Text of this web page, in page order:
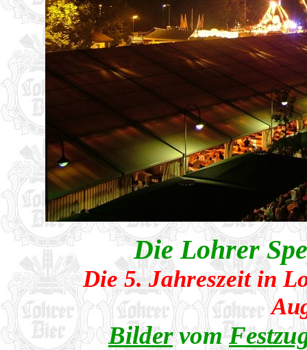
Die Lohrer
Die 5. Jahreszeit in
Bildervom